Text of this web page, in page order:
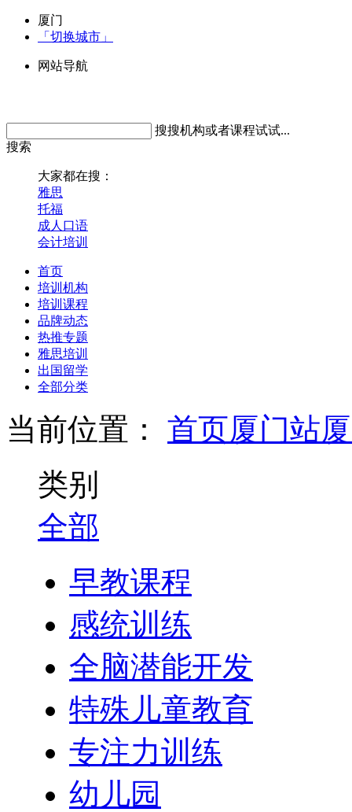
厦门
「切换城市」
网站导航
搜搜机构或者课程试试...
搜索
大家都在搜：
雅思
托福
成人口语
会计培训
首页
培训机构
培训课程
品牌动态
热推专题
雅思培训
出国留学
全部分类
当前位置： 首页厦门站
类别
全部
早教课程
感统训练
全脑潜能开发
特殊儿童教育
专注力训练
幼儿园